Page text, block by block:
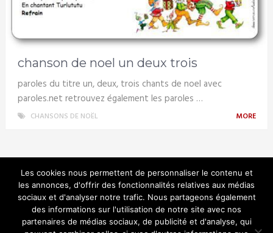
chanson de noel un deux trois
paroles du titre un, deux, trois chants de noel avec
paroles.net retrouvez également les paroles …
CHANSONS DE NOËL MORE
Noel en musique
Les cookies nous permettent de personnaliser le contenu et
les annonces, d'offrir des fonctionnalités relatives aux médias
sociaux et d'analyser notre trafic. Nous partageons également
des informations sur l'utilisation de notre site avec nos
partenaires de médias sociaux, de publicité et d'analyse, qui